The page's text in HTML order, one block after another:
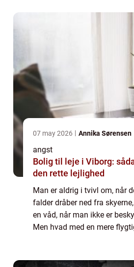
07 may 2026 Annika Sørensen
angst
Bolig til leje i Viborg:
den rette lejlighed
Man er aldrig i tvivl om, når
falder dråber ned fra
en våd, når man ikke er
Men hvad med en mere